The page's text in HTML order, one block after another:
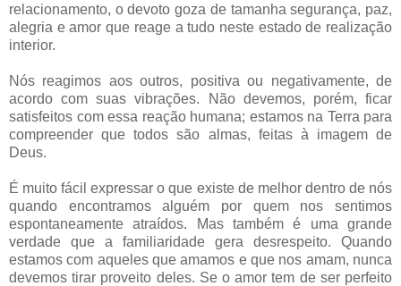
relacionamento, o devoto goza de tamanha segurança, paz,
alegria e amor que reage a tudo neste estado de realização
interior.
Nós reagimos aos outros, positiva ou negativamente, de
acordo com suas vibrações. Não devemos, porém, ficar
satisfeitos com essa reação humana; estamos na Terra para
compreender que todos são almas, feitas à imagem de
Deus.
É muito fácil expressar o que existe de melhor dentro de nós
quando encontramos alguém por quem nos sentimos
espontaneamente atraídos. Mas também é uma grande
verdade que a familiaridade gera desrespeito. Quando
estamos com aqueles que amamos e que nos amam, nunca
devemos tirar proveito deles. Se o amor tem de ser perfeito